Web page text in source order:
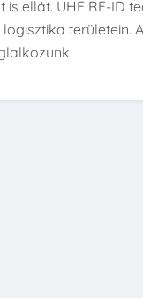
ellát. UHF RF-ID
területein.